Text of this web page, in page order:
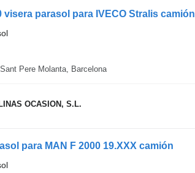
visera parasol para IVECO Stralis camión
Pere Molanta, Barcelona
OCASION, S.L.
para MAN F 2000 19.XXX camión